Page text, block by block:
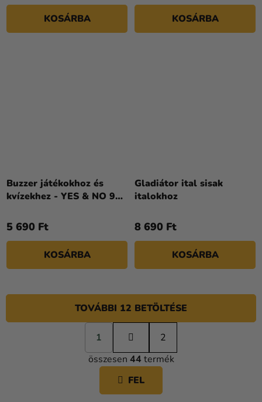
KOSÁRBA KOSÁRBA
Buzzer játékokhoz és
kvízekhez - YES & NO 9
5 690 Ft
KOSÁRBA
Gladiátor ital sisak
italokhoz
8 690 Ft
KOSÁRBA
L
I
S
T
TOVÁBBI 12 BETÖLTÉSE
L
a
p
o
á
s
1
2
összesen 44 termék
FEL